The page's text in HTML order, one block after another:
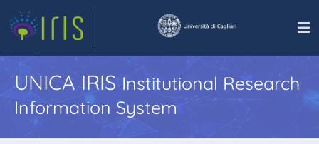
UNICA IRISInstitutional Research
Information System